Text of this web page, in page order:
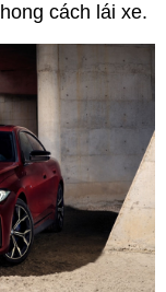
cách lái xe.